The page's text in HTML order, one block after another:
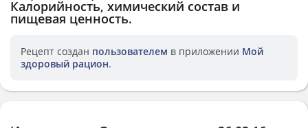
Калорийность, химический состав и
пищевая ценность.
Рецепт создан пользователем в приложении Мой
здоровый рацион.